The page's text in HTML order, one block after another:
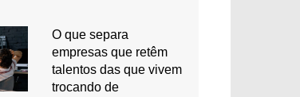
O que separa
empresas que retêm
talentos das que vivem
trocando de